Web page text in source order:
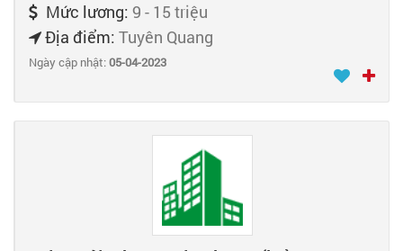
Mức lương: 9 - 15 triệu
Địa điểm: Tuyên Quang
Ngày cập nhật:05-04-2023